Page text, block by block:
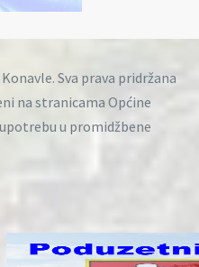
Sva prava pridržana
na stranicama Općine
u promidžbene